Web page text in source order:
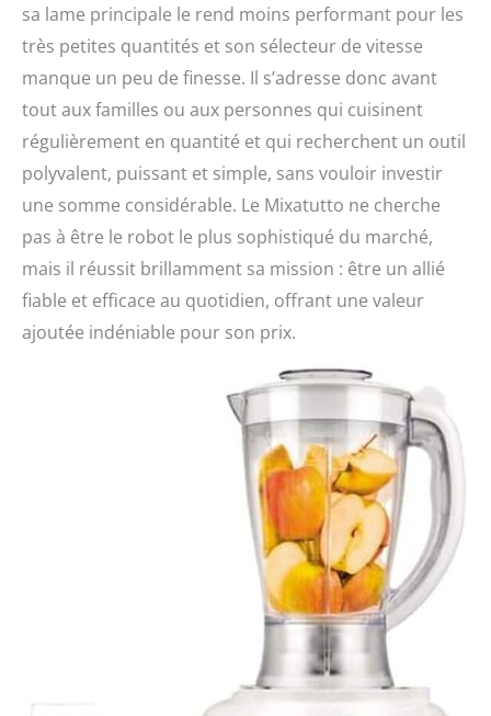
sa lame principale le rend moins performant pour les
très petites quantités et son sélecteur de vitesse
manque un peu de finesse. Il s’adresse donc avant
tout aux familles ou aux personnes qui cuisinent
régulièrement en quantité et qui recherchent un outil
polyvalent, puissant et simple, sans vouloir investir
une somme considérable. Le Mixatutto ne cherche
pas à être le robot le plus sophistiqué du marché,
mais il réussit brillamment sa mission : être un allié
fiable et efficace au quotidien, offrant une valeur
ajoutée indéniable pour son prix.